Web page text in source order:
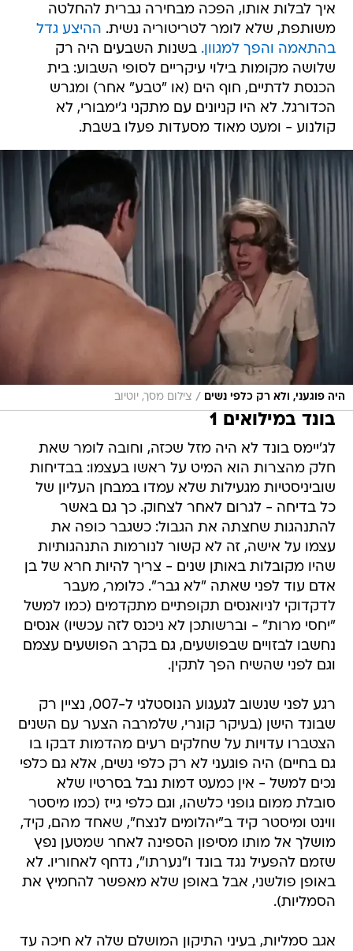
איך לבלות אותו, הפכה מבחירה גברית להחלטה
משותפת, שלא לומר לטריטוריה נשית. ההיצע גדל
בהתאמה והפך למגוון. בשנות השבעים היה רק
שלושה מקומות בילוי עיקריים לסופי השבוע: בית
הכנסת לדתיים, חוף הים (או "טבע" אחר) ומגרש
הכדורגל. לא היו קניונים עם מתקני ג'ימבורי, לא
קולנוע - ומעט מאוד מסעדות פעלו בשבת.
היה פוגעני, ולא רק כלפי נשים / צילום מסך, יוטיוב
בונד במילואים 1
לג'יימס בונד לא היה מזל שכזה, וחובה לומר שאת
חלק מהצרות הוא המיט על ראשו בעצמו: בבדיחות
שוביניסטיות מגעילות שלא עמדו במבחן העליון של
כל בדיחה - לגרום לאחר לצחוק. כך גם באשר
להתנהגות שחצתה את הגבול: כשגבר כופה את
עצמו על אישה, זה לא קשור לנורמות התנהגותיות
שהיו מקובלות באותן שנים - צריך להיות חרא של בן
אדם עוד לפני שאתה "לא גבר". כלומר, מעבר
לדקדוקי לניואנסים תקופתיים מתקדמים (כמו למשל
"יחסי מרות" - וברשותכן לא ניכנס לזה עכשיו) אנסים
נחשבו לבזויים שבפושעים, גם בקרב הפושעים עצמם
וגם לפני שהשיח הפך לתקין.
רגע לפני שנשוב לגעגוע הנוסטלגי ל-007, נציין רק
שבונד הישן (בעיקר קונרי, שלמרבה הצער עם השנים
הצטברו עדויות על שחלקים רעים מהדמות דבקו בו
גם בחיים) היה פוגעני לא רק כלפי נשים, אלא גם כלפי
נכים למשל - אין כמעט דמות נבל בסרטיו שלא
סובלת ממום גופני כלשהו, וגם כלפי גייז (כמו מיסטר
ווינט ומיסטר קיד ב"יהלומים לנצח", שאחד מהם, קיד,
מושלך אל מותו מסיפון הספינה לאחר שמטען נפץ
שזמם להפעיל נגד בונד ו"נערתו", נדחף לאחוריו. לא
באופן פולשני, אבל באופן שלא מאפשר להחמיץ את
הסמליות).
אגב סמליות, בעיני התיקון המושלם שלה לא חיכה עד